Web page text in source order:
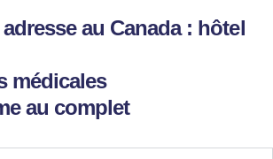
au Canada : hôtel
médicales
au complet